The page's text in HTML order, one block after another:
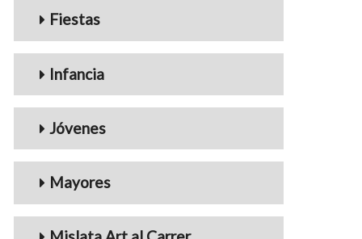
Fiestas
Infancia
Jóvenes
Mayores